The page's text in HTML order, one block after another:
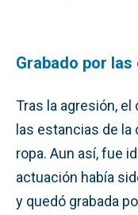
Grabado por las
Tras la agresión,
las estancias de la
ropa. Aun así, fue
actuación había
y quedó grabada